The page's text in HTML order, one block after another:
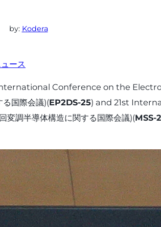
by: Kodera
ース
International Conference on the
国際会議)(EP2DS-25) and 21st
半導体構造に関する国際会議)(MSS-